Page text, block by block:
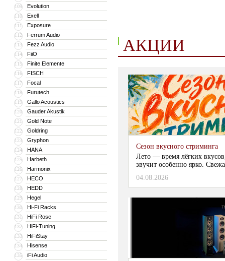
109 Evolution
110 Exell
111 Exposure
112 Ferrum Audio
113 Fezz Audio
114 FiiO
115 Finite Elemente
116 FISCH
117 Focal
118 Furutech
119 Gallo Acoustics
120 Gauder Akustik
121 Gold Note
122 Goldring
123 Gryphon
124 HANA
125 Harbeth
126 Harmonix
127 HECO
128 HEDD
129 Hegel
130 Hi-Fi Racks
131 HiFi Rose
132 HiFi-Tuning
133 HiFiStay
134 Hisense
135 iFi Audio
АКЦИИ
Сезон вкусного стриминга
Лето — время лёгких
звучит особенно ярко.
04.08.2026